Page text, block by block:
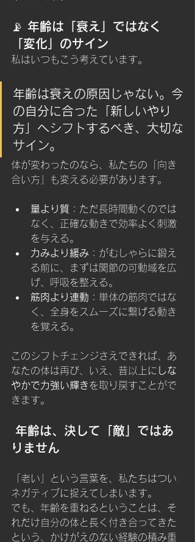
📡 年齢は「衰え」ではなく
「変化」のサイン
私はいつもこう考えています。
年齢は衰えの原因じゃない。今
の自分に合った「新しいやり
方」へシフトするべき、大切な
サイン。
体が変わったのなら、私たちの「向き
合い方」も変える必要があります。
量より質 ：ただ長時間動くのでは
なく、正確な動きで効率よく刺激
を与える。
力みより緩み ：がむしゃらに鍛え
る前に、まずは関節の可動域を広
げ、呼吸を整える。
筋肉より連動 ：単体の筋肉ではな
く、全身をスムーズに繋げる動き
を覚える。
このシフトチェンジさえできれば、あ
なたの体は再び、いえ、昔以上に しな
やかで力強い輝き を取り戻すことがで
きます。
りません
「老い」という言葉を、私たちはつい
ネガティブに捉えてしまいます。
でも、年齢を重ねるということは、そ
れだけ自分の体と長く付き合ってきた
という、かけがえのない経験の積み重